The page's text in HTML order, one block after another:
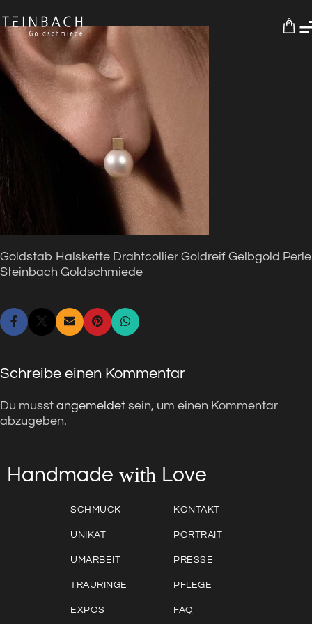
0
Goldstab Halskette Drahtcollier Goldreif Gelbgold Perle
Steinbach Goldschmiede
Schreibe einen Kommentar
Du musst angemeldet sein, um einen Kommentar
abzugeben.
Handmade with Love
SCHMUCK
UNIKAT
UMARBEIT
TRAURINGE
EXPOS
KONTAKT
PORTRAIT
PRESSE
PFLEGE
FAQ